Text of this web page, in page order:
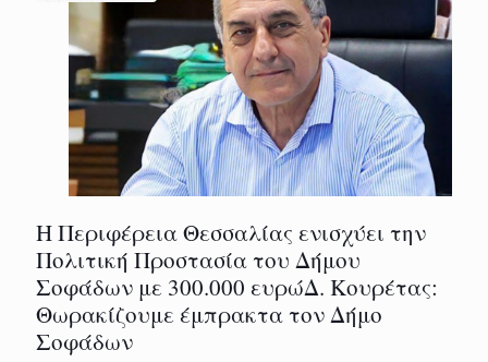
Η Περιφέρεια Θεσσαλίας ενισχύει την
Πολιτική Προστασία του Δήμου
Σοφάδων με 300.000 ευρώΔ. Κουρέτας:
Θωρακίζουμε έμπρακτα τον Δήμο
Σοφάδων